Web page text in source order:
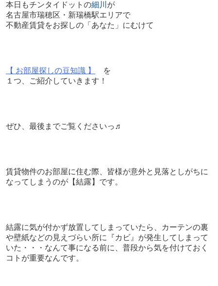
本日もチンタイドットの細川 が
名古屋市瑞穂区・新瑞橋駅エリアで
不動産賃貸をお探しの「あなた」にむけて
【 お部屋探しの豆知識 】
を
１つ、ご紹介していきます！
ぜひ、最後までご覧くださいっ♬
賃貸物件のお部屋に住む際、皆様が意外と見落としがちに
なってしまうのが【結露】です。
結露に気が付かず放置してしまっていたら、カーテンの裏
や壁紙などの見えづらい所に『カビ』が発生してしまって
いた・・・なんて事になる前に、普段から気を付けておく
コトが重要なんです。